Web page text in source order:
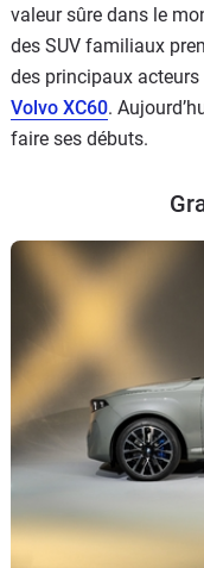
valeur sûre dans le
des SUV familiaux
des principaux acteurs
Volvo XC60.
faire ses débuts.